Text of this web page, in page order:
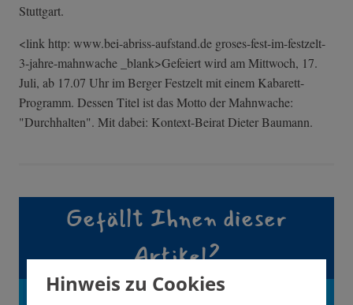
Stuttgart.
<link http: www.bei-abriss-aufstand.de groses-fest-im-­festzelt-
3-jahr­e-mahnwache _blank>Gefeiert wird am Mittwoch, 17.
Juli, ab 17.07 Uhr im Berger Festzelt mit einem Kabarett-
Programm. Dessen Titel ist das Motto der Mahnwache:
"Durchhalten". Mit dabei: Kontext-Beirat Dieter Baumann.
Gefällt Ihnen dieser
Artikel?
Unterstützen Sie
Hinweis zu Cookies